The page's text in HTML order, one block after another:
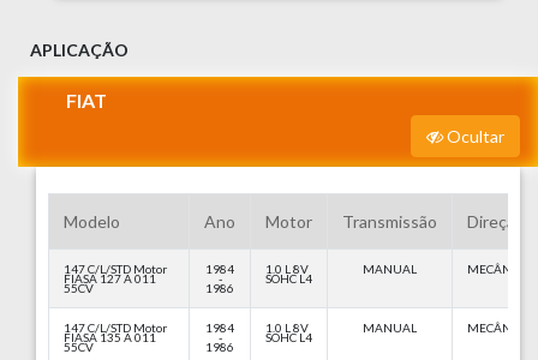
APLICAÇÃO
FIAT
Ocultar
Modelo Ano Motor Transmissão Direção
147 C/L/STD Motor
FIASA 127 A 011
55CV
1984
-
1986
1.0 L 8V
SOHC L4
MANUAL MECÂNICA
147 C/L/STD Motor
FIASA 135 A 011
55CV
1984
-
1986
1.0 L 8V
SOHC L4
MANUAL MECÂNICA